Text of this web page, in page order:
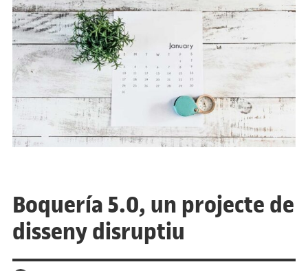
Boquería 5.0, un projecte de
disseny disruptiu